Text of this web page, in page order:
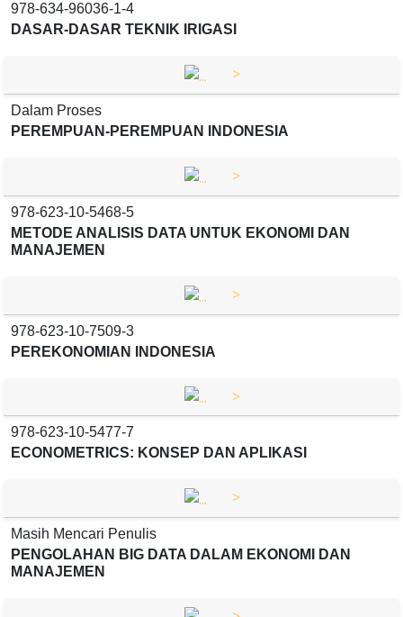
978-634-96036-1-4
DASAR-DASAR TEKNIK IRIGASI
>
Dalam Proses
PEREMPUAN-PEREMPUAN INDONESIA
>
978-623-10-5468-5
METODE ANALISIS DATA UNTUK EKONOMI DAN
MANAJEMEN
>
978-623-10-7509-3
PEREKONOMIAN INDONESIA
>
978-623-10-5477-7
ECONOMETRICS: KONSEP DAN APLIKASI
>
Masih Mencari Penulis
PENGOLAHAN BIG DATA DALAM EKONOMI DAN
MANAJEMEN